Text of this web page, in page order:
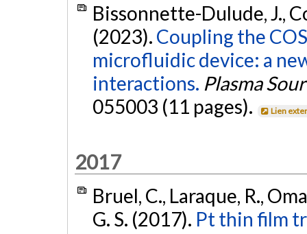
Bissonnette-Dulude, J.,
(2023). Coupling the
microfluidic device: a
interactions. Plasma
055003 (11 pages).
Lien
2017
Bruel, C., Laraque, R.,
G. S. (2017). Pt thin film